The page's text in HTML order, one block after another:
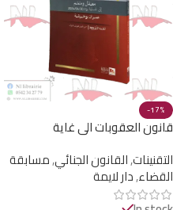
-17%
قانون العقوبات الى غاية
التقنينات,القانون الجنائي,مسابقة
القضاء,دار لايمة